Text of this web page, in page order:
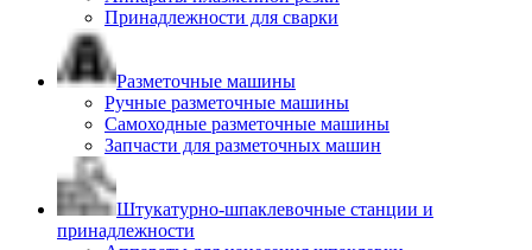
Принадлежности для сварки
Разметочные машины
Ручные разметочные машины
Самоходные разметочные машины
Запчасти для разметочных машин
Штукатурно-шпаклевочные станции и
принадлежности